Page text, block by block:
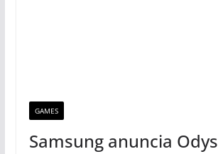
GAMES
Samsung anuncia